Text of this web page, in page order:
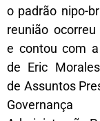
o padrão nipo-
reunião
e contou com a
de Eric
de Assuntos